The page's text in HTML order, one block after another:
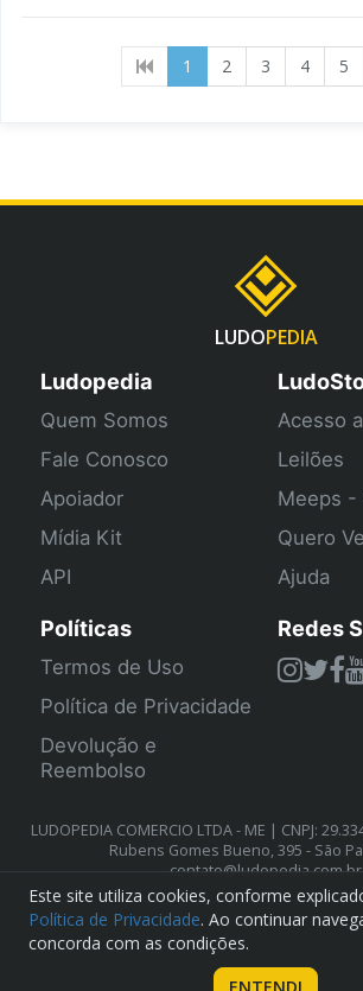
1 (current)
2 3 4 5
LUDOPEDIA
Ludopedia
Quem Somos
Fale Conosco
Apoiador
Mídia Kit
API
Acesso
Leilões
Meeps -
Quero
Ajuda
Políticas
Termos de Uso
Política de Privacidade
Devolução e
Reembolso
Redes
LUDOPEDIA COMERCIO LTDA - ME | CNPJ:
Rubens Gomes Bueno, 395 - São
contato@ludopedia.com.br
Este site utiliza cookies, conforme
Política de Privacidade. Ao continuar
concorda com as condições.